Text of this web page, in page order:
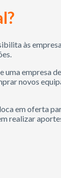
às
uma empresa
novos
em oferta
realizar